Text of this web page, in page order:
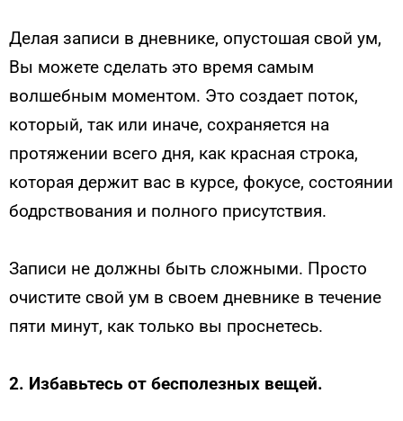
Делая записи в дневнике, опустошая свой ум,
Вы можете сделать это время самым
волшебным моментом. Это создает поток,
который, так или иначе, сохраняется на
протяжении всего дня, как красная строка,
которая держит вас в курсе, фокусе, состоянии
бодрствования и полного присутствия.
Записи не должны быть сложными. Просто
очистите свой ​​ум в своем дневнике в течение
пяти минут, как только вы проснетесь.
2. Избавьтесь от бесполезных вещей.